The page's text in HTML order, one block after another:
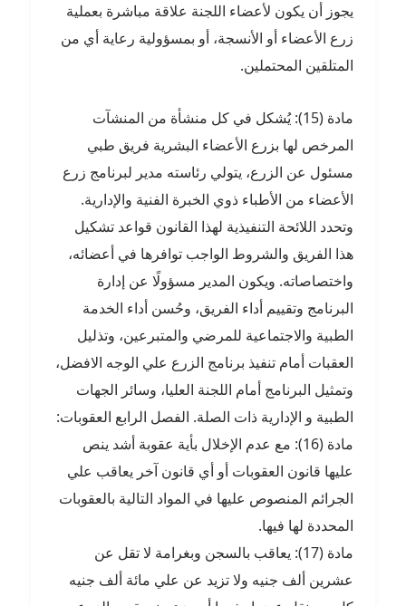
يجوز أن يكون لأعضاء اللجنة علاقة مباشرة بعملية
زرع الأعضاء أو الأنسجة، أو بمسؤولية رعاية أي من
المتلقين المحتملين.
مادة (15): يُشكل في كل منشأة من المنشآت
المرخص لها بزرع الأعضاء البشرية فريق طبي
مسئول عن الزرع، يتولي رئاسته مدير لبرنامج زرع
الأعضاء من الأطباء ذوي الخبرة الفنية والإدارية.
وتحدد اللائحة التنفيذية لهذا القانون قواعد تشكيل
هذا الفريق والشروط الواجب توافرها في أعضائه،
واختصاصاته. ويكون المدير مسؤولًا عن إدارة
البرنامج وتقييم أداء الفريق، وحُسن أداء الخدمة
الطبية والاجتماعية للمرضي والمتبرعين، وتذليل
العقبات أمام تنفيذ برنامج الزرع علي الوجه الافضل،
وتمثيل البرنامج أمام اللجنة العليا، وسائر الجهات
الطبية و الإدارية ذات الصلة. الفصل الرابع العقوبات:
مادة (16): مع عدم الإخلال بأية عقوبة أشد ينص
عليها قانون العقوبات أو أي قانون آخر يعاقب علي
الجرائم المنصوص عليها في المواد التالية بالعقوبات
المحددة لها فيها.
مادة (17): يعاقب بالسجن وبغرامة لا تقل عن
عشرين ألف جنيه ولا تزيد عن علي مائة ألف جنيه